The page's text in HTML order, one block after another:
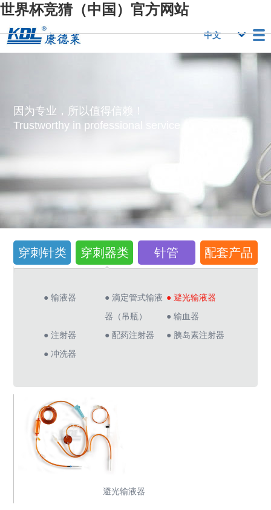
世界杯竞猜（中国）官方网站
栏目
国）官方网站
因为专业，所以值得信赖！
Trustworthy in professional service！
穿刺针类 穿刺器类 针管 配套产品
● 输液器
● 滴定管式输液
器（吊瓶）
● 避光输液器
● 输血器
● 注射器
● 配药注射器
● 胰岛素注射器
● 冲洗器
避光输液器